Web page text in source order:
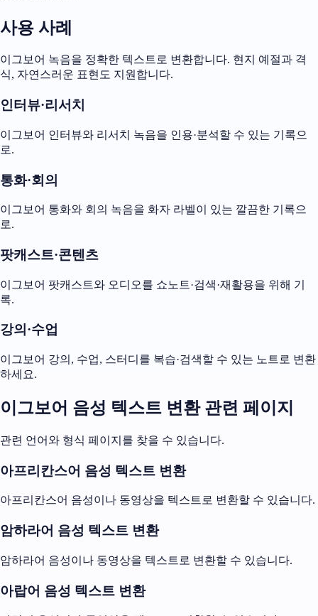
사용 사례
이그보어 녹음을 정확한 텍스트로 변환합니다. 현지 예절과 격
식, 자연스러운 표현도 지원합니다.
인터뷰·리서치
이그보어 인터뷰와 리서치 녹음을 인용·분석할 수 있는 기록으
로.
통화·회의
이그보어 통화와 회의 녹음을 화자 라벨이 있는 깔끔한 기록으
로.
팟캐스트·콘텐츠
이그보어 팟캐스트와 오디오를 쇼노트·검색·재활용을 위해 기
록.
강의·수업
이그보어 강의, 수업, 스터디를 복습·검색할 수 있는 노트로 변환
하세요.
이그보어 음성 텍스트 변환 관련 페이지
관련 언어와 형식 페이지를 찾을 수 있습니다.
아프리칸스어 음성 텍스트 변환
아프리칸스어 음성이나 동영상을 텍스트로 변환할 수 있습니다.
암하라어 음성 텍스트 변환
암하라어 음성이나 동영상을 텍스트로 변환할 수 있습니다.
아랍어 음성 텍스트 변환